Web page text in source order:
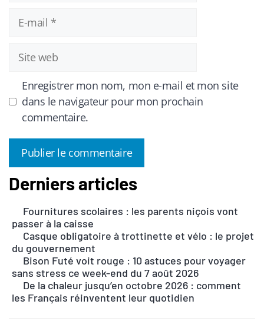
mail
Site
web
Enregistrer mon nom, mon e-mail et mon site
dans le navigateur pour mon prochain
commentaire.
A
e
r
a
Derniers articles
Fournitures scolaires : les parents niçois vont
passer à la caisse
Casque obligatoire à trottinette et vélo : le projet
du gouvernement
Bison Futé voit rouge : 10 astuces pour voyager
sans stress ce week-end du 7 août 2026
De la chaleur jusqu’en octobre 2026 : comment
les Français réinventent leur quotidien